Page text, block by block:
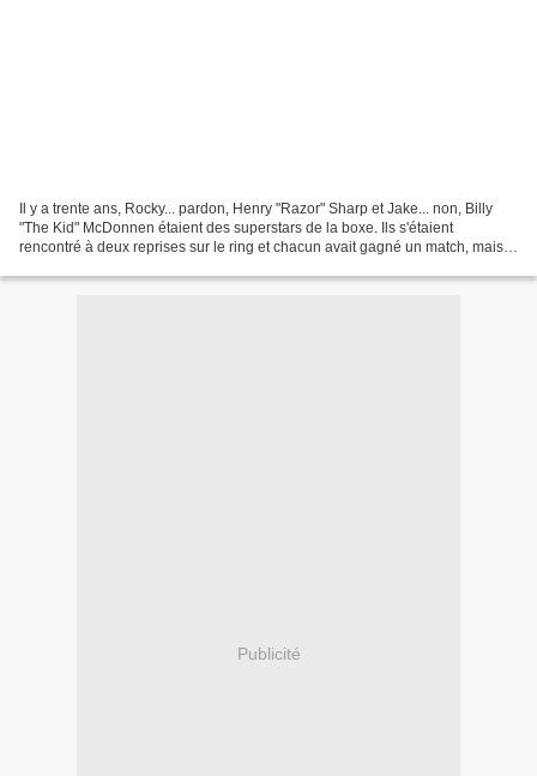
Il y a trente ans, Rocky... pardon, Henry "Razor" Sharp et Jake... non, Billy
"The Kid" McDonnen étaient des superstars de la boxe. Ils s'étaient
rencontré à deux reprises sur le ring et chacun avait gagné un match, mais
Publicité